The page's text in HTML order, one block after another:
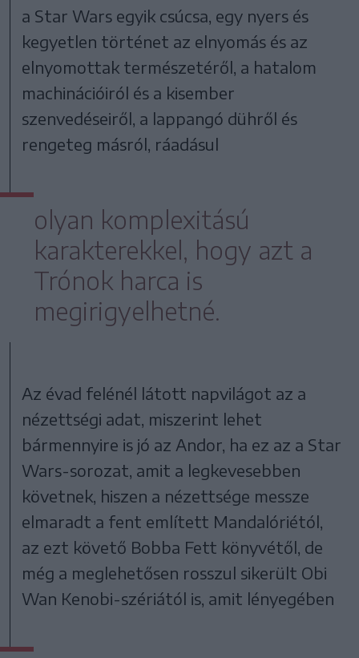
a Star Wars egyik csúcsa, egy nyers és
kegyetlen történet az elnyomás és az
elnyomottak természetéről, a hatalom
machinációiról és a kisember
szenvedéseiről, a lappangó dühről és
rengeteg másról, ráadásul
olyan komplexitású
karakterekkel, hogy azt a
Trónok harca is
megirigyelhetné.
Az évad felénél látott napvilágot az a
nézettségi adat, miszerint lehet
bármennyire is jó az Andor, ha ez az a Star
Wars-sorozat, amit a legkevesebben
követnek, hiszen a nézettsége messze
elmaradt a fent említett Mandalóriétól,
az ezt követő Bobba Fett könyvétől, de
még a meglehetősen rosszul sikerült Obi
Wan Kenobi-szériától is, amit lényegében